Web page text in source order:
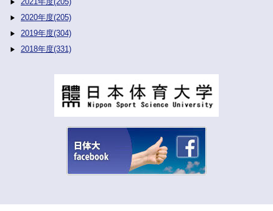
2020年度(205)
2019年度(304)
2018年度(331)